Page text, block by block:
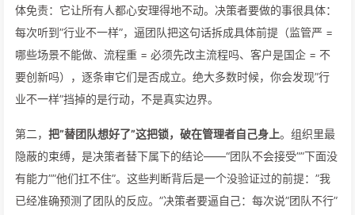
体免责：它让所有人都心安理得地不动。决策者要做的事很具体：
每次听到”行业不一样”，逼团队把这句话拆成具体前提（监管严 =
哪些场景不能做、流程重 = 必须先改主流程吗、客户是国企 = 不
要创新吗），逐条审它们是否成立。绝大多数时候，你会发现”行
业不一样”挡掉的是行动，不是真实边界。
第二， 把”替团队想好了”这把锁，破在管理者自己身上。组织里最
隐蔽的束缚，是决策者替下属下的结论——“团队不会接受””下面没
有能力””他们扛不住”。这些判断背后是一个没验证过的前提：”我
已经准确预测了团队的反应。”决策者要逼自己：每次说”团队不行”